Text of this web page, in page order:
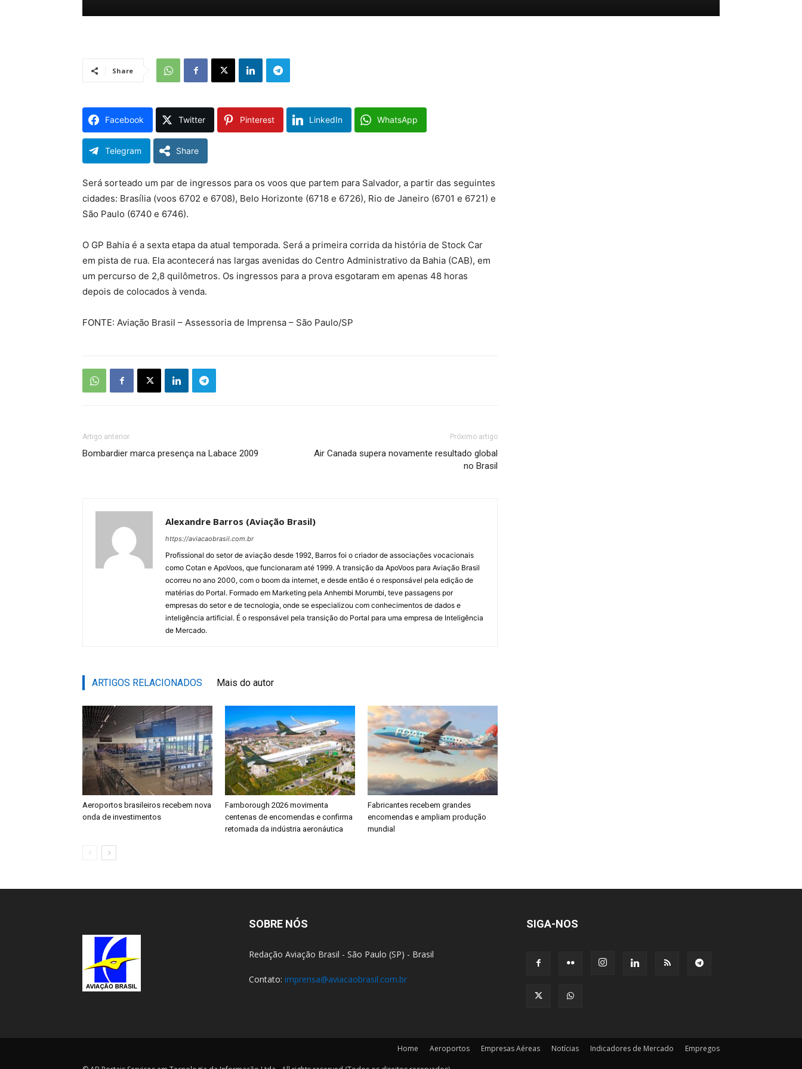
Share
Facebook Twitter Pinterest LinkedIn WhatsApp
Telegram Share
Será sorteado um par de ingressos para os voos que partem para Salvador, a partir das seguintes
cidades: Brasília (voos 6702 e 6708), Belo Horizonte (6718 e 6726), Rio de Janeiro (6701 e 6721) e
São Paulo (6740 e 6746).
O GP Bahia é a sexta etapa da atual temporada. Será a primeira corrida da história de Stock Car
em pista de rua. Ela acontecerá nas largas avenidas do Centro Administrativo da Bahia (CAB), em
um percurso de 2,8 quilômetros. Os ingressos para a prova esgotaram em apenas 48 horas
depois de colocados à venda.
FONTE: Aviação Brasil – Assessoria de Imprensa – São Paulo/SP
Artigo anterior
Bombardier marca presença na Labace 2009
Próximo artigo
Air Canada supera novamente resultado global
no Brasil
Alexandre Barros (Aviação Brasil)
https://aviacaobrasil.com.br
Profissional do setor de aviação desde 1992, Barros foi o criador de associações vocacionais
como Cotan e ApoVoos, que funcionaram até 1999. A transição da ApoVoos para Aviação Brasil
ocorreu no ano 2000, com o boom da internet, e desde então é o responsável pela edição de
matérias do Portal. Formado em Marketing pela Anhembi Morumbi, teve passagens por
empresas do setor e de tecnologia, onde se especializou com conhecimentos de dados e
inteligência artificial. É o responsável pela transição do Portal para uma empresa de Inteligência
de Mercado.
ARTIGOS RELACIONADOS Mais do autor
Aeroportos brasileiros recebem nova
onda de investimentos
Farnborough 2026 movimenta
centenas de encomendas e confirma
retomada da indústria aeronáutica
Fabricantes recebem grandes
encomendas e ampliam produção
mundial
SOBRE NÓS
Redação Aviação Brasil - São Paulo (SP) - Brasil
Contato: imprensa@aviacaobrasil.com.br
SIGA-NOS
Home Aeroportos Empresas Aéreas Notícias Indicadores de Mercado Empregos